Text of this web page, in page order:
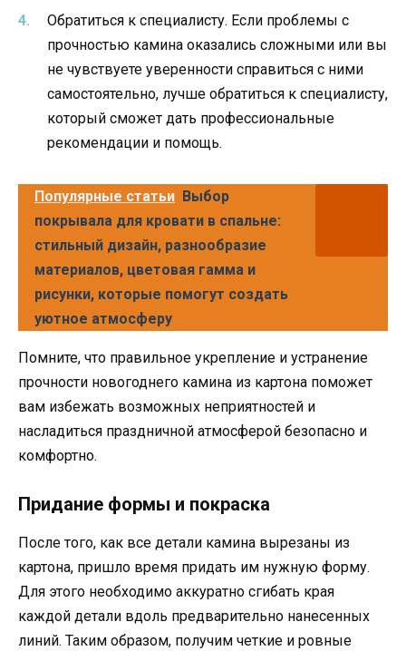
Обратиться к специалисту. Если проблемы с
прочностью камина оказались сложными или вы
не чувствуете уверенности справиться с ними
самостоятельно, лучше обратиться к специалисту,
который сможет дать профессиональные
рекомендации и помощь.
Популярные статьи Выбор
покрывала для кровати в спальне:
стильный дизайн, разнообразие
материалов, цветовая гамма и
рисунки, которые помогут создать
уютное атмосферу
Помните, что правильное укрепление и устранение
прочности новогоднего камина из картона поможет
вам избежать возможных неприятностей и
насладиться праздничной атмосферой безопасно и
комфортно.
Придание формы и покраска
После того, как все детали камина вырезаны из
картона, пришло время придать им нужную форму.
Для этого необходимо аккуратно сгибать края
каждой детали вдоль предварительно нанесенных
линий. Таким образом, получим четкие и ровные